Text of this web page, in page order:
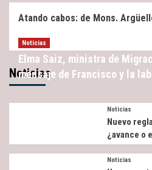
Atando cabos: de Mons.
Noticias
Noticias
Elma Saiz, ministra de
mensaje de Francisco y la
Noticias
Nuevo
¿avance o
Noticias